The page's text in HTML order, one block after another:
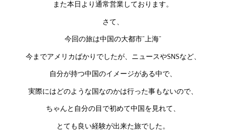
また本日より通常営業しております。
さて、
今回の旅は中国の大都市”上海”
今までアメリカばかりでしたが、ニュースやSNSなど、
自分が持つ中国のイメージがある中で、
実際にはどのような国なのかは行った事もないので、
ちゃんと自分の目で初めて中国を見れて、
とても良い経験が出来た旅でした。